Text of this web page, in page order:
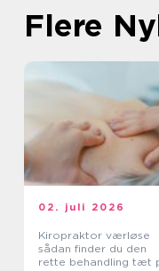
Flere
02. juli 2026
Kiropraktor værløse
sådan finder du den
rette behandling tæt